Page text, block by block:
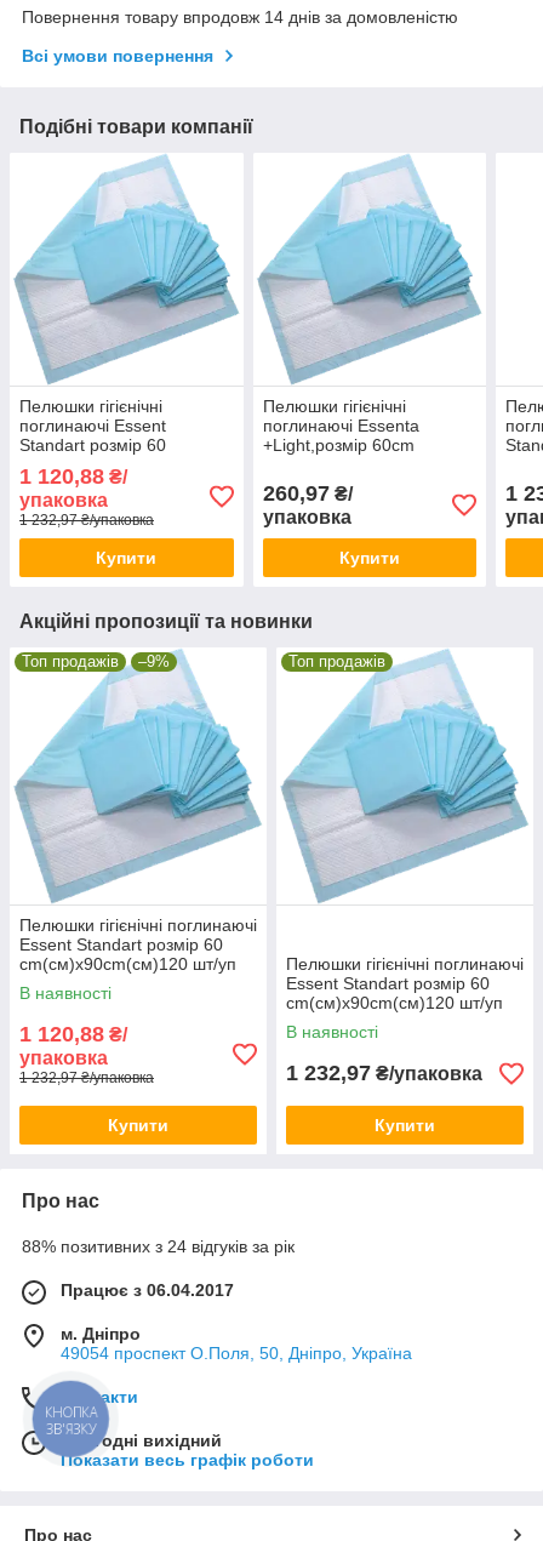
Повернення товару впродовж 14 днів за домовленістю
Всі умови повернення
Подібні товари компанії
Пелюшки гігієнічні
поглинаючі Essent
Standart розмір 60
cm(см)х90cm(см)120 шт/
уп
1 120,88 ₴/
упаковка
1 232,97 ₴/упаковка
Купити
Пелюшки гігієнічні
поглинаючі Essenta
+Light,розмір 60cm
260,97₴/
упаковка
Купити
уп
1
Акційні пропозиції та новинки
Топ продажів –9%
Пелюшки гігієнічні поглинаючі
Essent Standart розмір 60
cm(см)х90cm(см)120 шт/уп
В наявності
1 120,88 ₴/
упаковка
1 232,97 ₴/упаковка
Купити
Топ продажів
Пелюшки гігієнічні поглинаючі
Essent Standart розмір 60
cm(см)х90cm(см)120 шт/уп
В наявності
1 232,97 ₴/упаковка
Купити
Про нас
88% позитивних з 24 відгуків за рік
Працює з 06.04.2017
м. Дніпро
49054 проспект О.Поля, 50, Дніпро, Україна
Контакти
Сьогодні вихідний
Показати весь графік роботи
Про нас
КНОПКА
ЗВ'ЯЗКУ